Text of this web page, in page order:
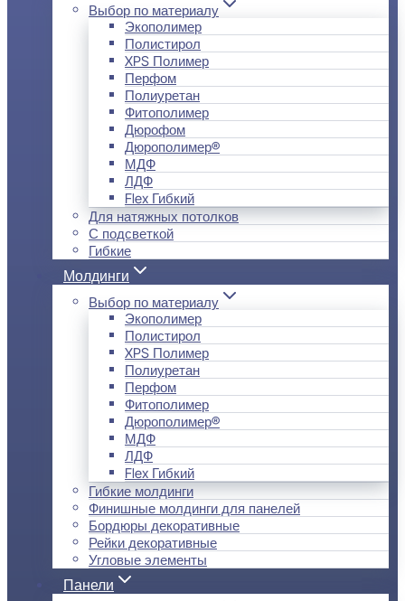
Выбор по материалу
Экополимер
Полистирол
XPS Полимер
Перфом
Полиуретан
Фитополимер
Дюрофом
Дюрополимер®
МДФ
ЛДФ
Flex Гибкий
Для натяжных потолков
С подсветкой
Гибкие
Молдинги
Выбор по материалу
Экополимер
Полистирол
XPS Полимер
Полиуретан
Перфом
Фитополимер
Дюрополимер®
МДФ
ЛДФ
Flex Гибкий
Гибкие молдинги
Финишные молдинги для панелей
Бордюры декоративные
Рейки декоративные
Угловые элементы
Панели